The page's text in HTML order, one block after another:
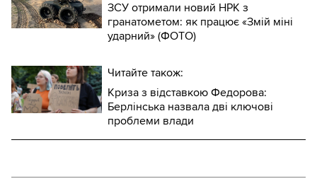
ЗСУ отримали новий НРК з
гранатометом: як працює «Змій міні
ударний» (ФОТО)
Читайте також:
Криза з відставкою Федорова:
Берлінська назвала дві ключові
проблеми влади